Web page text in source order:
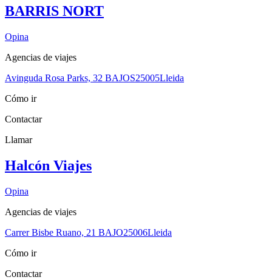
BARRIS NORT
Opina
Agencias de viajes
Avinguda Rosa Parks, 32 BAJOS25005Lleida
Cómo ir
Contactar
Llamar
Halcón Viajes
Opina
Agencias de viajes
Carrer Bisbe Ruano, 21 BAJO25006Lleida
Cómo ir
Contactar